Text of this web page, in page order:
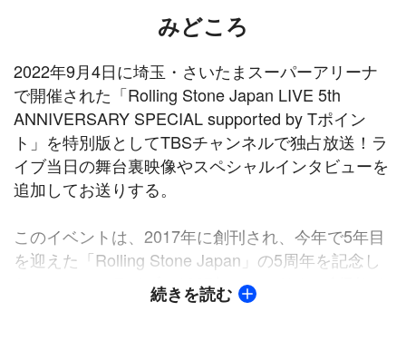
みどころ
2022年9月4日に埼玉・さいたまスーパーアリーナ
で開催された「Rolling Stone Japan LIVE 5th
ANNIVERSARY SPECIAL supported by Tポイン
ト」を特別版としてTBSチャンネルで独占放送！ラ
イブ当日の舞台裏映像やスペシャルインタビューを
追加してお送りする。
このイベントは、2017年に創刊され、今年で5年目
を迎えた「Rolling Stone Japan」の5周年を記念し
たスペシャルライブ。1967年にアメリカで創刊した
Rolling Stone誌は、半世紀以上にわたり世界のエン
続きを読む